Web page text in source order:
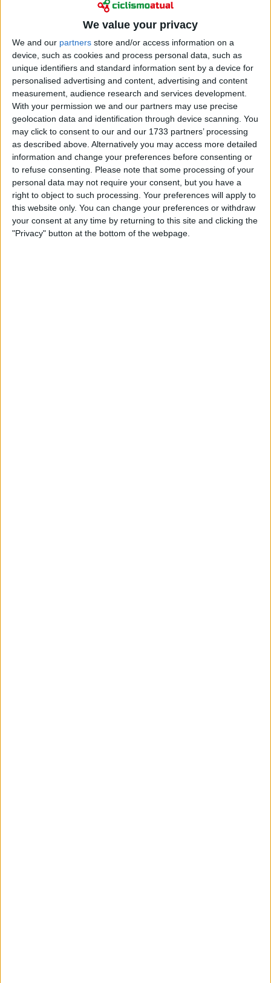
We value your privacy
We and our partners store and/or access information on a
device, such as cookies and process personal data, such as
unique identifiers and standard information sent by a device for
personalised advertising and content, advertising and content
measurement, audience research and services development.
With your permission we and our partners may use precise
geolocation data and identification through device scanning. You
may click to consent to our and our 1733 partners’ processing
as described above. Alternatively you may access more detailed
information and change your preferences before consenting or
to refuse consenting.
Please note that some processing of your
personal data may not require your consent, but you have a
right to object to such processing. Your preferences will apply to
this website only. You can change your preferences or withdraw
your consent at any time by returning to this site and clicking the
"Privacy" button at the bottom of the webpage.
O neerlandês evitou o pior do enorme acidente que
varreu o pelotão antes da ascensão final, com a
INEOS posicionada do lado direito da estrada
enquanto, noutros pontos, os ciclistas caíam com
violência. Arensman terminou depois no grupo da
frente e subiu a quarto da geral, enquanto o colega
Egan Bernal ascendia a terceiro após também somar
segundos de bonificação.
No papel, foi um dia muito positivo para a INEOS. Na
realidade, a primeira reação de Arensman foi
moldada pelo que se passou atrás e à sua volta.